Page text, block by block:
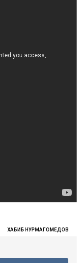
ХАБИБ НУРМАГОМЕДОВ